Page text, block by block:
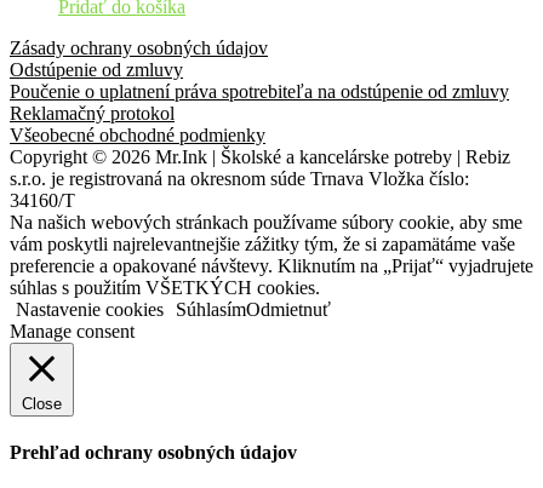
Pridať do košíka
Zásady ochrany osobných údajov
Odstúpenie od zmluvy
Poučenie o uplatnení práva spotrebiteľa na odstúpenie od zmluvy
Reklamačný protokol
Všeobecné obchodné podmienky
Copyright © 2026 Mr.Ink | Školské a kancelárske potreby | Rebiz
s.r.o. je registrovaná na okresnom súde Trnava Vložka číslo:
34160/T
Na našich webových stránkach používame súbory cookie, aby sme
vám poskytli najrelevantnejšie zážitky tým, že si zapamätáme vaše
preferencie a opakované návštevy. Kliknutím na „Prijať“ vyjadrujete
súhlas s použitím VŠETKÝCH cookies.
Nastavenie cookies
SúhlasímOdmietnuť
Manage consent
Close
Prehľad ochrany osobných údajov